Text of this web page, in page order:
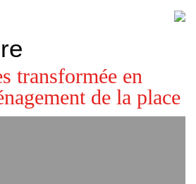
transformée en
de la place